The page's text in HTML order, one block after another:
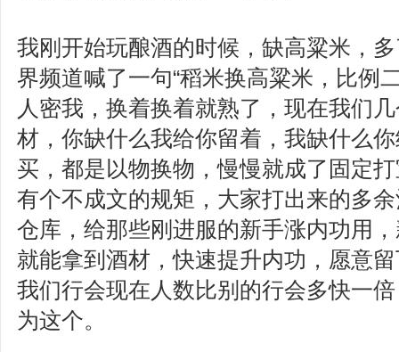
我刚开始玩酿酒的时候，缺高粱米，
界频道喊了一句“稻米换高粱米，比例
人密我，换着换着就熟了，现在我们
材，你缺什么我给你留着，我缺什么
买，都是以物换物，慢慢就成了固定
有个不成文的规矩，大家打出来的多
仓库，给那些刚进服的新手涨内功用
就能拿到酒材，快速提升内功，愿意
我们行会现在人数比别的行会多快一
为这个。